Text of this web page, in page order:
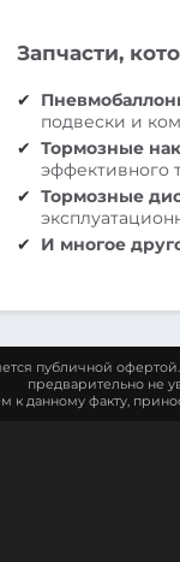
Запчасти,
подвески и
Тормозные
эффективного
Тормозные
И многое
публичной
предварительно не
к данному факту,